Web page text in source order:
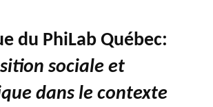
du PhiLab Québec:
sociale et
dans le contexte